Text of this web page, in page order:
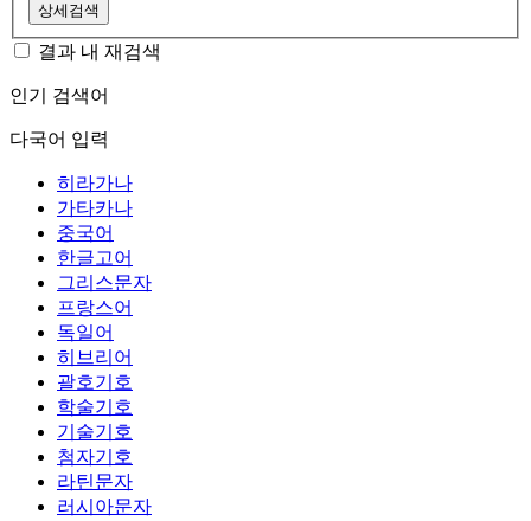
상세검색
결과 내 재검색
인기 검색어
다국어 입력
히라가나
가타카나
중국어
한글고어
그리스문자
프랑스어
독일어
히브리어
괄호기호
학술기호
기술기호
첨자기호
라틴문자
러시아문자